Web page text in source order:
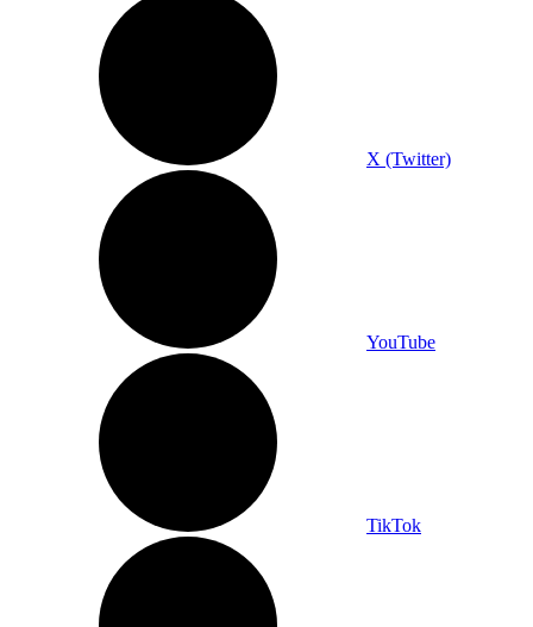
X (Twitter)
YouTube
TikTok